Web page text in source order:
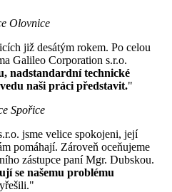
Olovnice
již desátým rokem. Po celou
Galileo Corporation s.r.o.
nadstandardní technické
naši práci představit."
Spořice
jsme velice spokojeni, její
pomáhají. Zároveň oceňujeme
zástupce paní Mgr. Dubskou.
se našemu problému